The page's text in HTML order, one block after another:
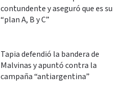
contundente y aseguró que es su
“plan A, B y C”
Tapia defendió la bandera de
Malvinas y apuntó contra la
campaña “antiargentina”